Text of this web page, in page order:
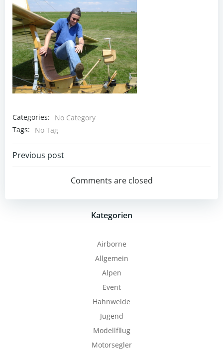
Categories:
No Category
Tags:
No Tag
Post
navigation
Previous post
Comments are closed
Kategorien
Airborne
Allgemein
Alpen
Event
Hahnweide
Jugend
Modellfllug
Motorsegler